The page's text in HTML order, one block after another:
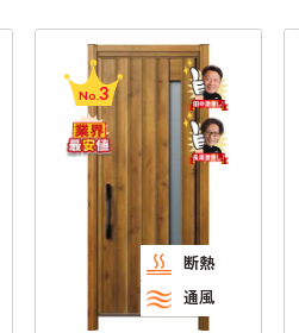
No.3
断熱
通風